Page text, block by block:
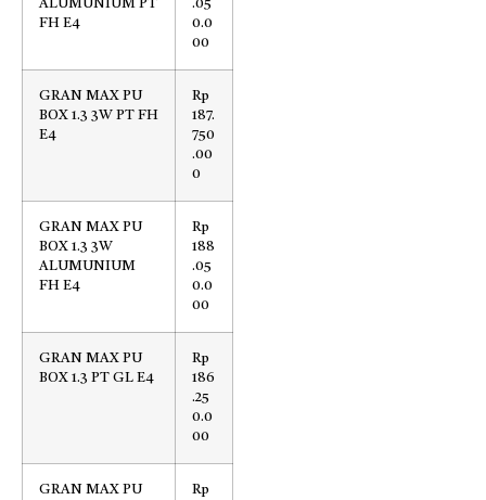
ALUMUNIUM PT
FH E4
.05
0.0
00
GRAN MAX PU
BOX 1.3 3W PT FH
E4
Rp
187.
750
.00
0
GRAN MAX PU
BOX 1.3 3W
ALUMUNIUM
FH E4
Rp
188
.05
0.0
00
GRAN MAX PU
BOX 1.3 PT GL E4
Rp
186
.25
0.0
00
GRAN MAX PU
Rp